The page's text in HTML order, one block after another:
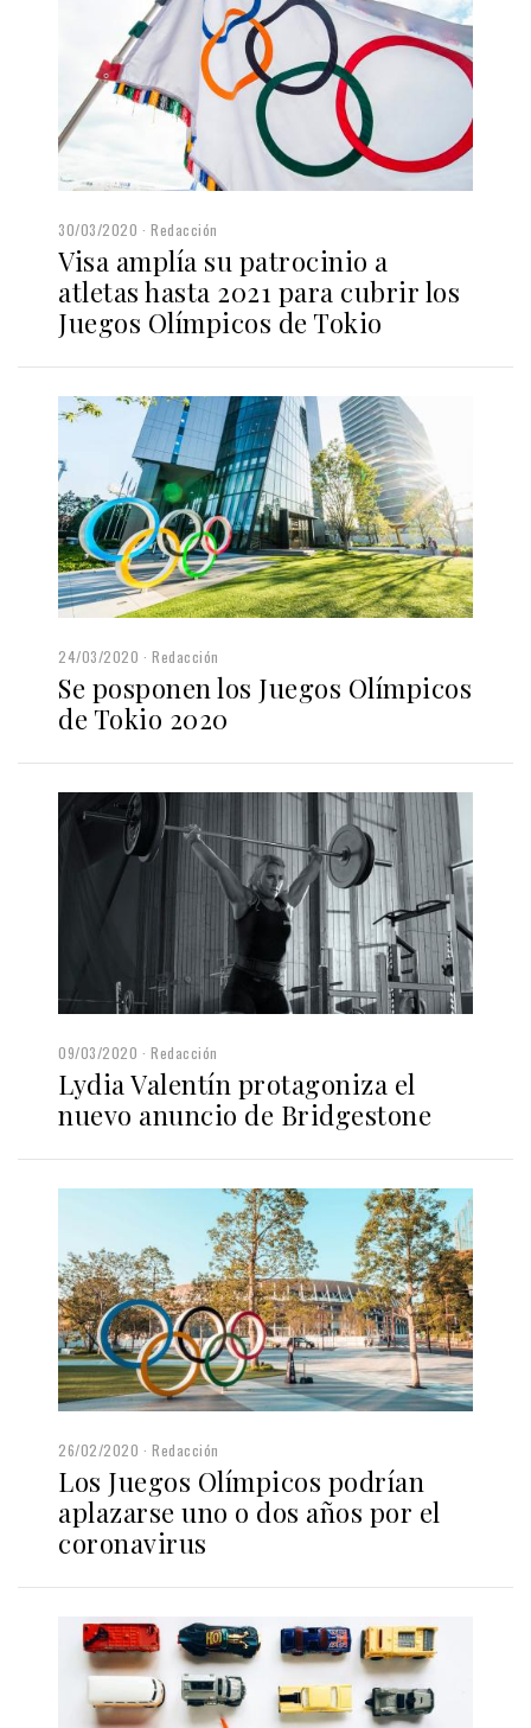
30/03/2020 Redacción
Visa amplía su patrocinio a
atletas hasta 2021 para cubrir los
Juegos Olímpicos de Tokio
24/03/2020 Redacción
Se posponen los Juegos Olímpicos
de Tokio 2020
09/03/2020 Redacción
Lydia Valentín protagoniza el
nuevo anuncio de Bridgestone
26/02/2020 Redacción
Los Juegos Olímpicos podrían
aplazarse uno o dos años por el
coronavirus